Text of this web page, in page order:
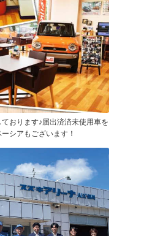
おります♪届出済済未使用車を
シアもございます！